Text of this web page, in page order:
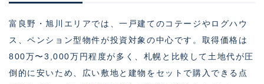
富良野・旭川エリアでは、一戸建てのコテージやログハウ
ス、ペンション型物件が投資対象の中心です。取得価格は
800万〜3,000万円程度が多く、札幌と比較して土地代が圧
倒的に安いため、広い敷地と建物をセットで購入できる点